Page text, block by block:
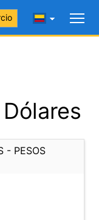
- PESOS